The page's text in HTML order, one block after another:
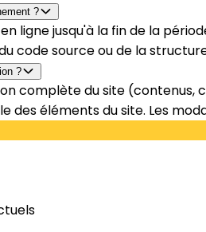
?
ligne jusqu'à la fin de la
code source ou de la
?
complète du site
des éléments du site. Les